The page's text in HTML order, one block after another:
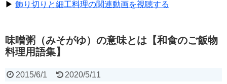
▶ 飾り切りと細工料理の関連動画を視聴する
味噌粥（みそがゆ）の意味とは【和食のご飯物
料理用語集】
2015/6/1 2020/5/11